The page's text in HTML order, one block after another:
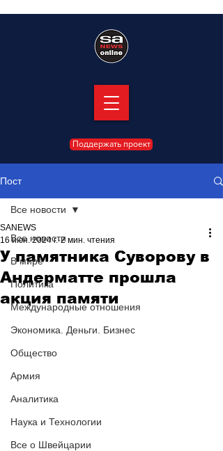
Поддержать проект
Пост
Все новости
В мире
Политика
Международные отношения
Экономика. Деньги. Бизнес
Общество
Армия
Аналитика
Наука и Технологии
Все о Швейцарии
Все новости
У памятника Суворову в
Андерматте прошла
акция памяти
SANEWS
16 июн. 2024 г. 2 мин. чтения